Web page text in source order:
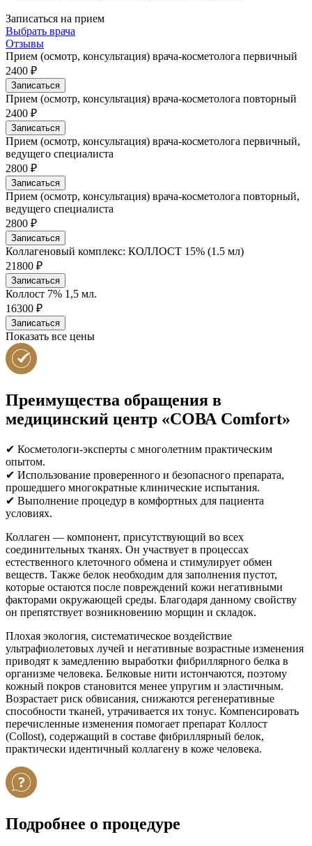
Записаться на прием
Выбрать врача
Отзывы
Прием (осмотр, консультация) врача-косметолога первичный
2400 ₽
Записаться
Прием (осмотр, консультация) врача-косметолога повторный
2400 ₽
Записаться
Прием (осмотр, консультация) врача-косметолога первичный,
ведущего специалиста
2800 ₽
Записаться
Прием (осмотр, консультация) врача-косметолога повторный,
ведущего специалиста
2800 ₽
Записаться
Коллагеновый комплекс: КОЛЛОСТ 15% (1.5 мл)
21800 ₽
Записаться
Коллост 7% 1,5 мл.
16300 ₽
Записаться
Показать все цены
Преимущества обращения в
медицинский центр «СОВА Comfort»
✔ Косметологи-эксперты с многолетним практическим
опытом.
✔ Использование проверенного и безопасного препарата,
прошедшего многократные клинические испытания.
✔ Выполнение процедур в комфортных для пациента
условиях.
Коллаген — компонент, присутствующий во всех
соединительных тканях. Он участвует в процессах
естественного клеточного обмена и стимулирует обмен
веществ. Также белок необходим для заполнения пустот,
которые остаются после повреждений кожи негативными
факторами окружающей среды. Благодаря данному свойству
он препятствует возникновению морщин и складок.
Плохая экология, систематическое воздействие
ультрафиолетовых лучей и негативные возрастные изменения
приводят к замедлению выработки фибриллярного белка в
организме человека. Белковые нити истончаются, поэтому
кожный покров становится менее упругим и эластичным.
Возрастает риск обвисания, снижаются регенеративные
способности тканей, утрачивается их тонус. Компенсировать
перечисленные изменения помогает препарат Коллост
(Collost), содержащий в составе фибриллярный белок,
практически идентичный коллагену в коже человека.
Подробнее о процедуре